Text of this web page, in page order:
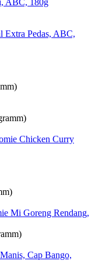
Extra Pedas, ABC,
Chicken Curry
Mi Goreng Rendang,
Cap Bango,